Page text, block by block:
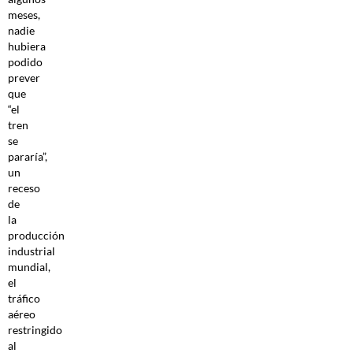
meses,
nadie
hubiera
podido
prever
que
“el
tren
se
pararía”,
un
receso
de
la
producción
industrial
mundial,
el
tráfico
aéreo
restringido
al